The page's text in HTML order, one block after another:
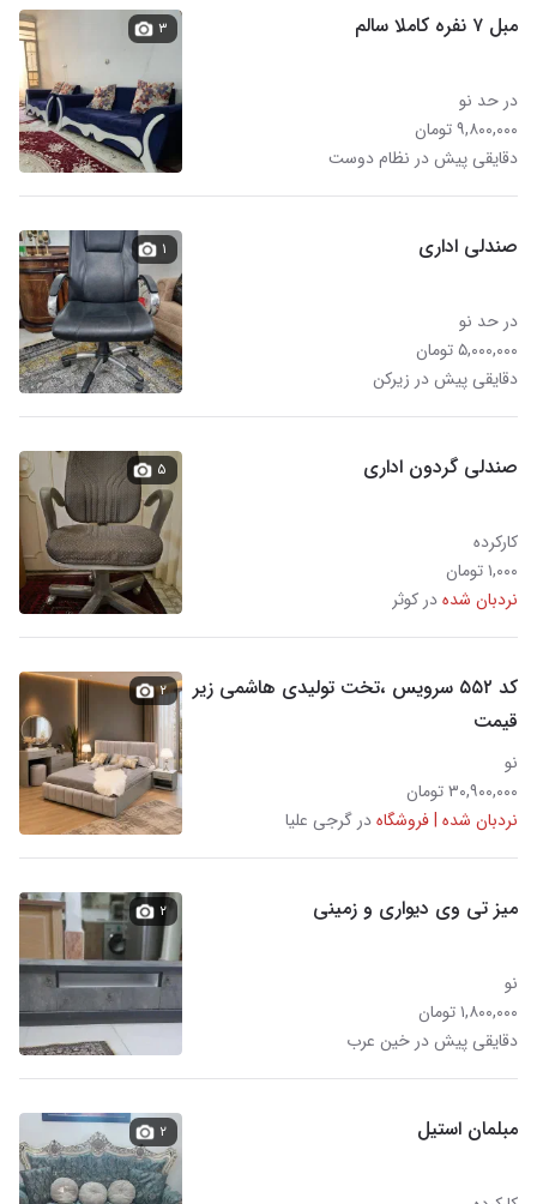
مبل ۷ نفره کاملا سالم
در حد نو
۹,۸۰۰,۰۰۰ تومان
دقایقی پیش در نظام دوست
۳
صندلی اداری
در حد نو
۵,۰۰۰,۰۰۰ تومان
دقایقی پیش در زیرکن
۱
صندلی گردون اداری
کارکرده
۱,۰۰۰ تومان
نردبان شدهدر کوثر
۵
کد ۵۵۲ سرویس ،تخت تولیدی هاشمی زیر
قیمت
نو
۳۰,۹۰۰,۰۰۰ تومان
نردبان شده | فروشگاهدر گرجی علیا
۲
میز تی وی دیواری و زمینی
نو
۱,۸۰۰,۰۰۰ تومان
دقایقی پیش در خین عرب
۲
مبلمان استیل ۲